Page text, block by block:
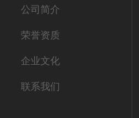
公司简介
荣誉资质
企业文化
联系我们